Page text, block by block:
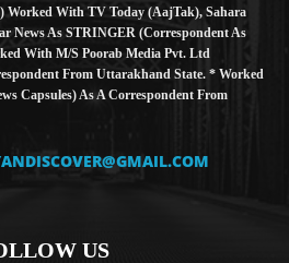
Worked With TV Today (AajTak), Sahara
News As STRINGER (Correspondent As
With M/S Poorab Media Pvt. Ltd
From Uttarakhand State. * Worked
Capsules) As A Correspondent From
US